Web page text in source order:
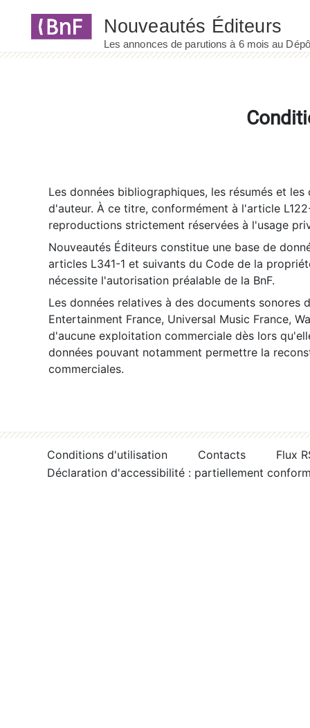
Les données bibliographiques, les résumés et
d'auteur. À ce titre, conformément à l'article
reproductions strictement réservées à l'usage
Nouveautés Éditeurs constitue une base de
articles L341-1 et suivants du Code de la
nécessite l'autorisation préalable de la BnF.
Les données relatives à des documents sonores
Entertainment France, Universal Music France,
d'aucune exploitation commerciale dès lors
données pouvant notamment permettre la
commerciales.
Conditions d'utilisation Contacts
Flux
Déclaration d'accessibilité : partiellement